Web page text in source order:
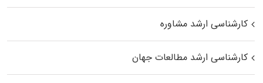
کارشناسی ارشد مشاوره
کارشناسی ارشد مطالعات جهان